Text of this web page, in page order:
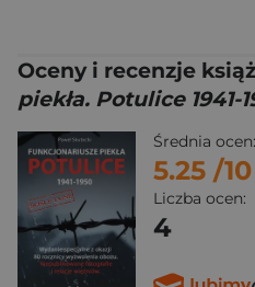
Oceny i recenzje
piekła. Potulice 1941-
Średnia ocen:
5.25 /10
Liczba ocen:
4